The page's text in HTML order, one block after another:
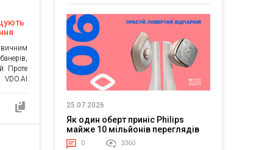
Проте
для
25.07.2026
Як один оберт приніс Philips
майже 10 мільйонів переглядів
0 3360